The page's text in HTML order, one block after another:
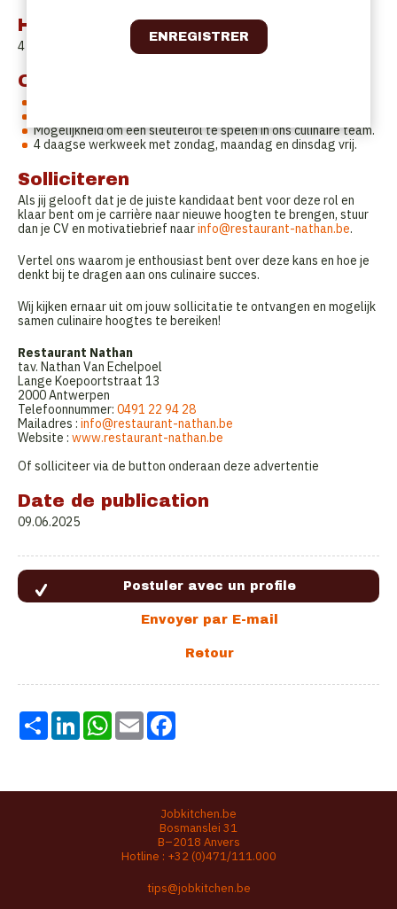
Horaires de travail
4 daagse werkweek met zondag, maandag & dinsdag vrij
Offre
Mogelijkheid om een sleutelrol te spelen in ons culinaire team.
4 daagse werkweek met zondag, maandag en dinsdag vrij.
Solliciteren
Als jij gelooft dat je de juiste kandidaat bent voor deze rol en
klaar bent om je carrière naar nieuwe hoogten te brengen, stuur
dan je CV en motivatiebrief naarinfo@restaurant-nathan.be.
Vertel ons waarom je enthousiast bent over deze kans en hoe je
denkt bij te dragen aan ons culinaire succes.
Wij kijken ernaar uit om jouw sollicitatie te ontvangen en mogelijk
samen culinaire hoogtes te bereiken!
Restaurant Nathan
tav. Nathan Van Echelpoel
Lange Koepoortstraat 13
2000 Antwerpen
Telefoonnummer: 0491 22 94 28
Mailadres : info@restaurant-nathan.be
Website : www.restaurant-nathan.be
Of solliciteer via de button onderaan deze advertentie
Date de publication
09.06.2025
Share LinkedInWhatsApp
Email
Jobkitchen.be
Bosmanslei 31
B–2018 Anvers
Hotline : +32 (0)471/111.000
tips@jobkitchen.be